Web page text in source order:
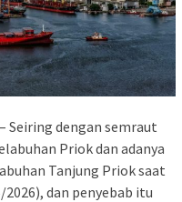
Seiring dengan semraut
Priok dan adanya
Tanjung Priok saat
dan penyebab itu